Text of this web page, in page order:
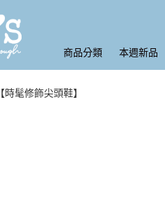
商品分類 本週新品
【時髦修飾尖頭鞋】